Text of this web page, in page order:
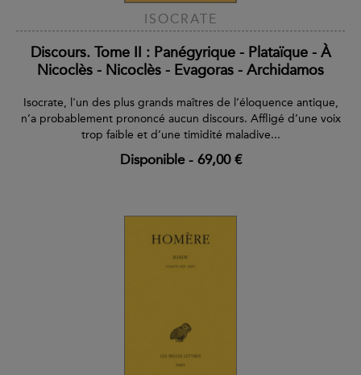
ISOCRATE
Discours. Tome II : Panégyrique - Plataïque - À
Nicoclès - Nicoclès - Evagoras - Archidamos
Isocrate, l'un des plus grands maîtres de l’éloquence antique,
n’a probablement prononcé aucun discours. Affligé d’une voix
trop faible et d’une timidité maladive...
Disponible- 69,00 €